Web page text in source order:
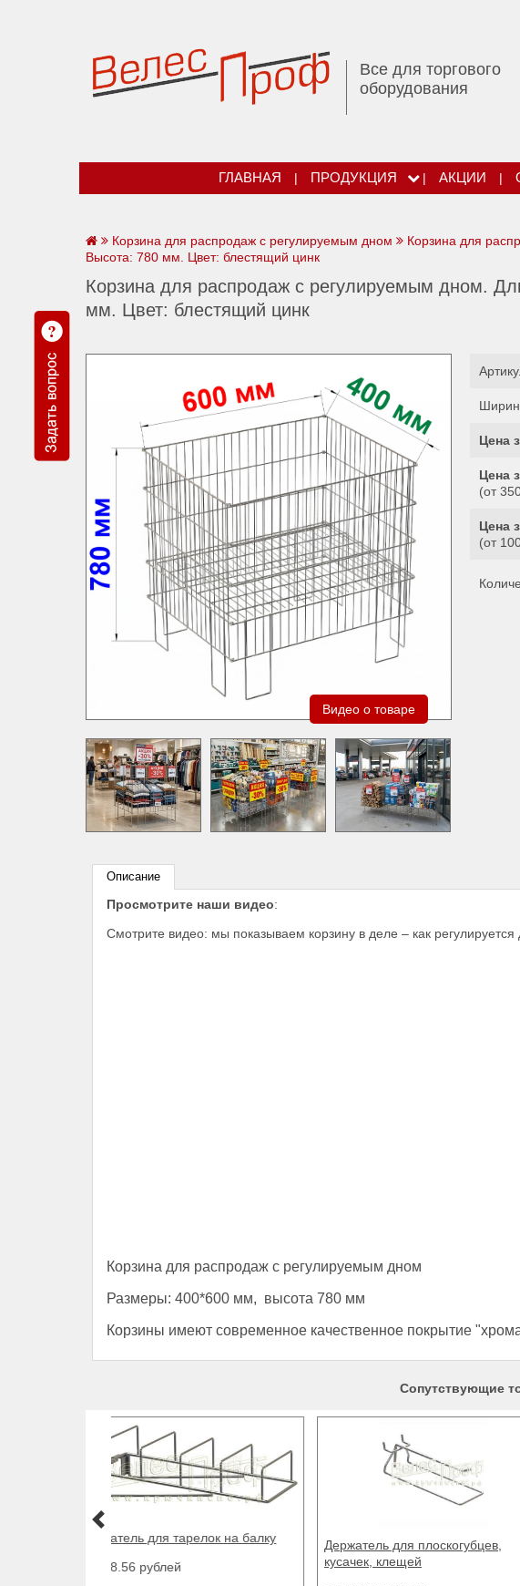
Все для торгового
оборудования
ГЛАВНАЯ | ПРОДУКЦИЯ | АКЦИИ |
Корзина для распродаж с регулируемым дном
Корзина для
Высота: 780 мм. Цвет: блестящий цинк
Корзина для распродаж с регулируемым дном.
мм. Цвет: блестящий цинк
Видео о товаре
Цена
Цена
(от
Цена
(от
Описание
Просмотрите наши видео:
Смотрите видео: мы показываем корзину в деле – как
Корзина для распродаж с регулируемым дном
Размеры: 400*600 мм, высота 780 мм
Корзины имеют современное качественное покрытие
Сопутствующие
Держатель для плоскогубцев,
кусачек, клещей
Держатель для тарелок
от 908.56 рублей